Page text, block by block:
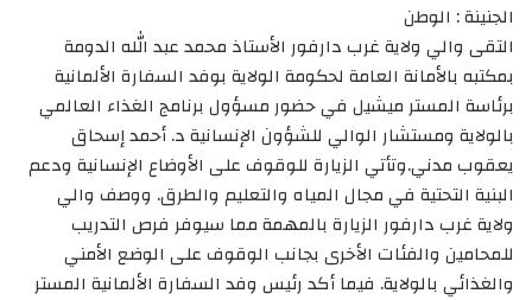
الجنينة : الوطن
التقى والي ولاية غرب دارفور الأستاذ محمد عبد الله الدومة
بمكتبه بالأمانة العامة لحكومة الولاية بوفد السفارة الألمانية
برئاسة المستر ميشيل في حضور مسؤول برنامج الغذاء العالمي
بالولاية ومستشار الوالي للشؤون الإنسانية د. أحمد إسحاق
يعقوب مدني.وتأتي الزيارة للوقوف على الأوضاع الإنسانية ودعم
البنية التحتية في مجال المياه والتعليم والطرق. ووصف والي
ولاية غرب دارفور الزيارة بالمهمة مما سيوفر فرص التدريب
للمحامين والفئات الأخرى بجانب الوقوف على الوضع الأمني
والغذائي بالولاية. فيما أكد رئيس وفد السفارة الألمانية المستر